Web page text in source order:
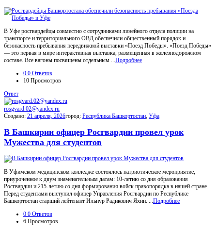
В Уфе росгвардейцы совместно с сотрудниками линейного отдела полиции на
транспорте и территориального ОВД обеспечили общественный порядок и
безопасность пребывания передвижной выставки «Поезд Победы». «Поезд Победы»
— это первая в мире интерактивная выставка, размещенная в железнодорожном
составе. Все вагоны посвящены отдельным ...Подробнее
0 0 Ответов
10 Просмотров
Ответ
rosgvard.02@yandex.ru
Создано: 21 апреля, 2026город: Республика Башкортостан, Уфа
В Башкирии офицер Росгвардии провел урок
Мужества для студентов
В Уфимском медицинском колледже состоялось патриотическое мероприятие,
приуроченное к двум знаменательным датам: 10-летию со дня образования
Росгвардии и 215-летию со дня формирования войск правопорядка в нашей стране.
Перед студентами выступил офицер Управления Росгвардии по Республике
Башкортостан старший лейтенант Ильнур Радикович Яхин. ...Подробнее
0 0 Ответов
6 Просмотров